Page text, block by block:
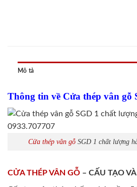
Mô tả
Thông tin về Cửa thép vân gỗ
Cửa thép vân gỗ SGD 1 chất lượng
CỬA THÉP VÂN GỖ – CẤU TẠO